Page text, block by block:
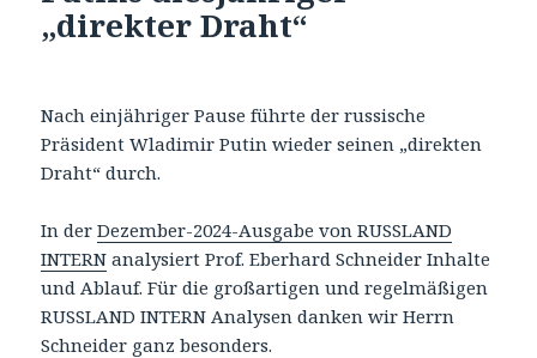
„direkter Draht“
Nach einjähriger Pause führte der russische
Präsident Wladimir Putin wieder seinen „direkten
Draht“ durch.
In derDezember-2024-Ausgabe von RUSSLAND
INTERN analysiert Prof. Eberhard Schneider Inhalte
und Ablauf. Für die großartigen und regelmäßigen
RUSSLAND INTERN Analysen danken wir Herrn
Schneider ganz besonders.